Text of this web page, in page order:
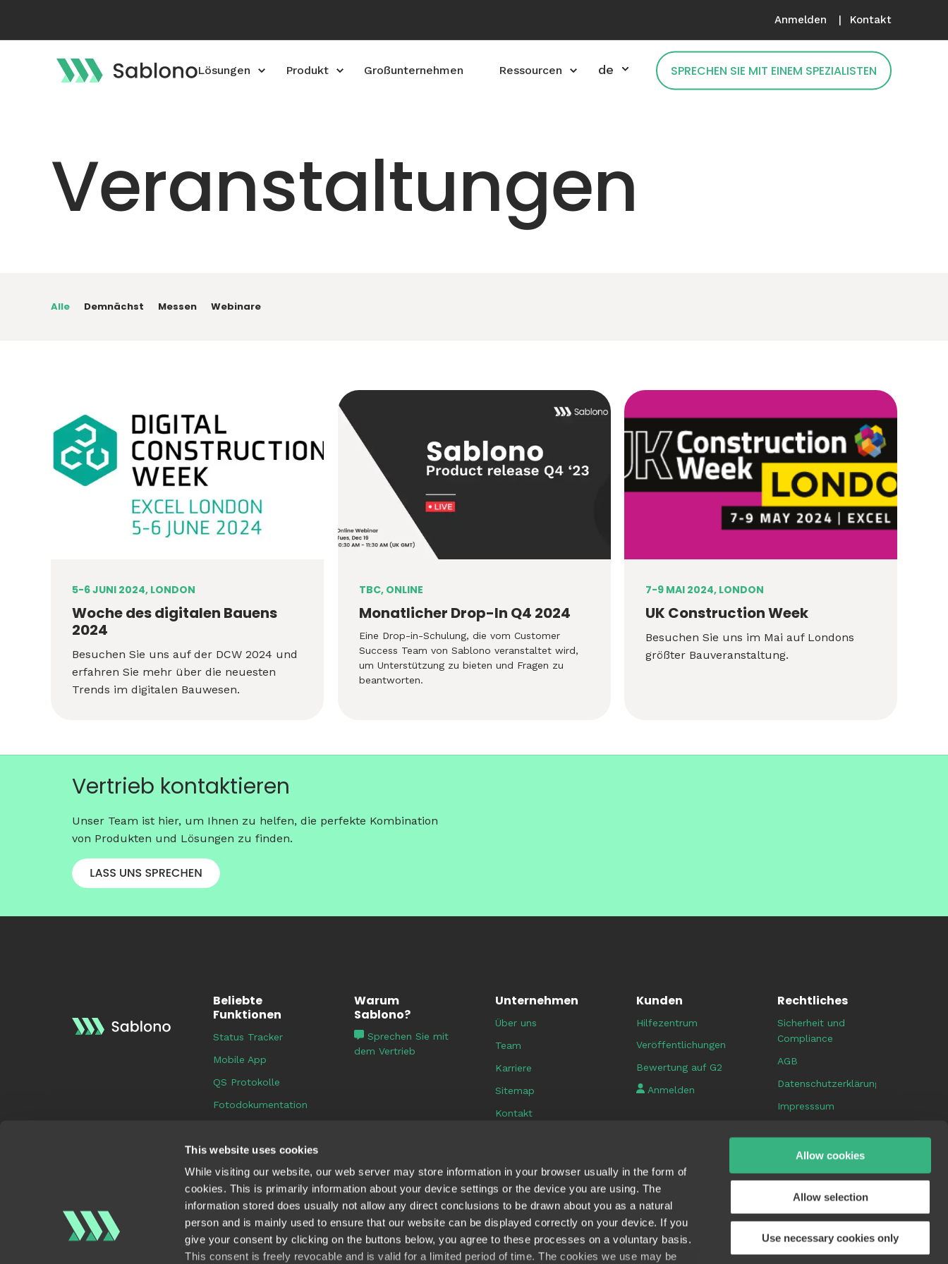
This website uses cookies
While visiting our website, our web server may store information in your browser usually in the form of
cookies. This is primarily information about your device settings or the device you are using. The
information stored does usually not allow any direct conclusions to be drawn about you as a natural
person and is mainly used to ensure that our website can be displayed correctly on your device. If you
give your consent by clicking on the buttons below, you agree to these processes on a voluntary basis.
This consent is freely revocable and is valid for a limited period of time. The cookies we use may be
Allow cookies
Allow selection
Use necessary cookies only
Anmelden Kontakt
Lösungen Produkt Großunternehmen Ressourcen de SPRECHEN SIE MIT EINEM SPEZIALISTEN
Veranstaltungen
Alle Demnächst Messen Webinare
5-6 JUNI 2024, LONDON
Woche des digitalen Bauens
2024
Besuchen Sie uns auf der DCW 2024 und
erfahren Sie mehr über die neuesten
Trends im digitalen Bauwesen.
TBC, ONLINE
Monatlicher Drop-In Q4 2024
Eine Drop-in-Schulung, die vom Customer
Success Team von Sablono veranstaltet wird,
um Unterstützung zu bieten und Fragen zu
beantworten.
7-9 MAI 2024, LONDON
UK Construction Week
Besuchen Sie uns im Mai auf Londons
größter Bauveranstaltung.
Vertrieb kontaktieren
Unser Team ist hier, um Ihnen zu helfen, die perfekte Kombination
von Produkten und Lösungen zu finden.
Beliebte
Funktionen
Status Tracker
Mobile App
QS Protokolle
Fotodokumentation
Qualitätshistorie
Warum
Sablono?
Sprechen Sie mit
dem Vertrieb
Unternehmen
Über uns
Team
Karriere
Sitemap
Kontakt
Kunden
Hilfezentrum
Veröffentlichungen
Bewertung auf G2
Anmelden
Rechtliches
Sicherheit und
Compliance
AGB
Datenschutzerklärung
Impresssum
FAQs zur
Plattform